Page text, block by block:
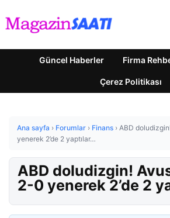
Güncel Haberler Firma
Çerez Politikası
Ana sayfa › Forumlar › Finans › ABD
yenerek 2’de 2 yaptılar…
ABD doludizgin!
2-0 yenerek 2’de 2